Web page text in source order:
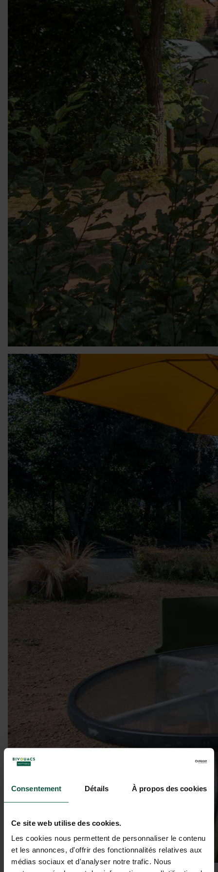
Consentement Détails À propos des cookies
Ce site web utilise des cookies.
Les cookies nous permettent de personnaliser le contenu
et les annonces, d'offrir des fonctionnalités relatives aux
médias sociaux et d'analyser notre trafic. Nous